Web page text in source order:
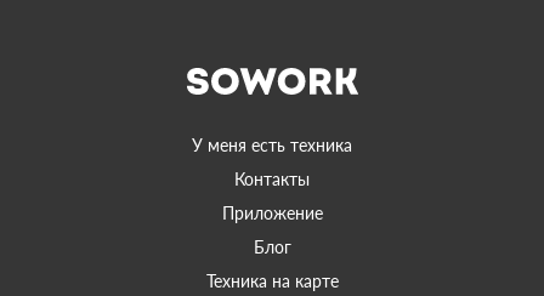
У меня есть техника
Контакты
Приложение
Блог
Техника на карте